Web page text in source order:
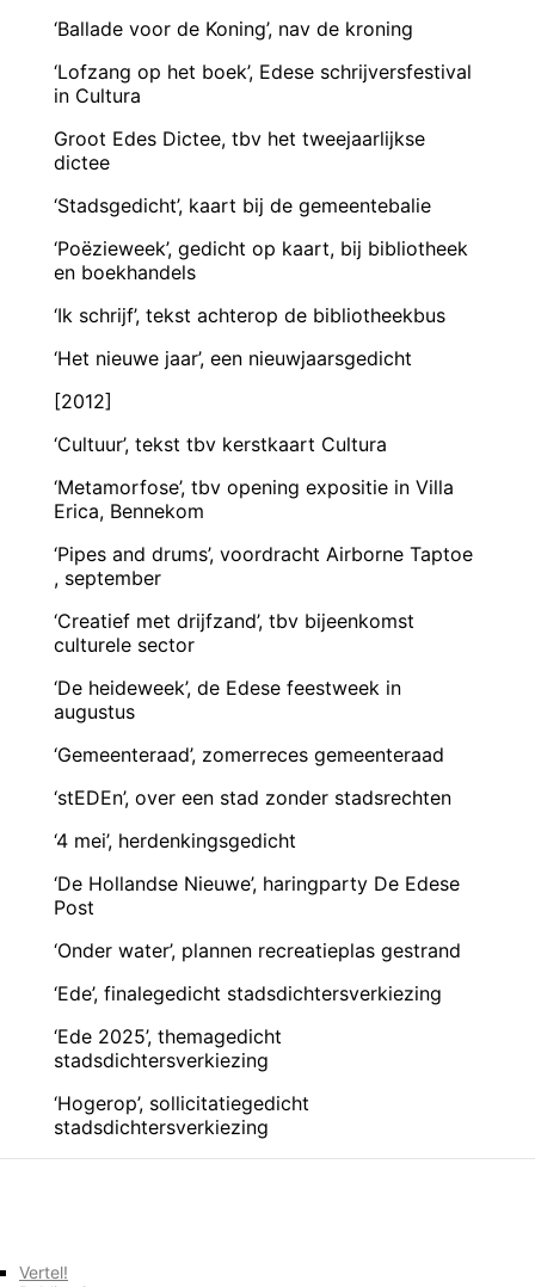
‘Ballade voor de Koning’, nav de kroning
‘Lofzang op het boek’, Edese schrijversfestival
in Cultura
Groot Edes Dictee, tbv het tweejaarlijkse
dictee
‘Stadsgedicht’, kaart bij de gemeentebalie
‘Poëzieweek’, gedicht op kaart, bij bibliotheek
en boekhandels
‘Ik schrijf’, tekst achterop de bibliotheekbus
‘Het nieuwe jaar’, een nieuwjaarsgedicht
[2012]
‘Cultuur’, tekst tbv kerstkaart Cultura
‘Metamorfose’, tbv opening expositie in Villa
Erica, Bennekom
‘Pipes and drums’, voordracht Airborne Taptoe
, september
‘Creatief met drijfzand’, tbv bijeenkomst
culturele sector
‘De heideweek’, de Edese feestweek in
augustus
‘Gemeenteraad’, zomerreces gemeenteraad
‘stEDEn’, over een stad zonder stadsrechten
‘4 mei’, herdenkingsgedicht
‘De Hollandse Nieuwe’, haringparty De Edese
Post
‘Onder water’, plannen recreatieplas gestrand
‘Ede’, finalegedicht stadsdichtersverkiezing
‘Ede 2025’, themagedicht
stadsdichtersverkiezing
‘Hogerop’, sollicitatiegedicht
stadsdichtersverkiezing
Vertel!